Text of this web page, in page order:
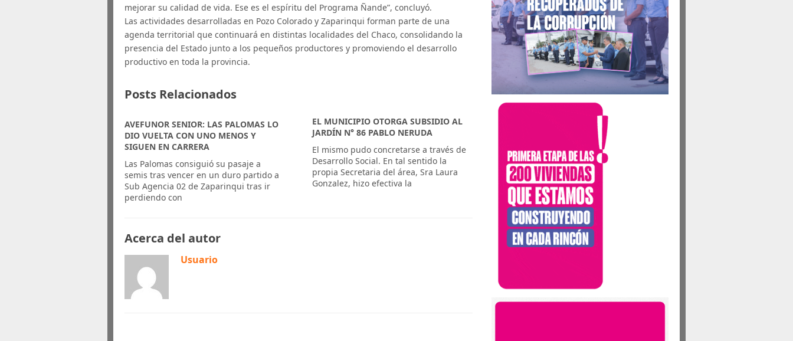
mejorar su calidad de vida. Ese es el espíritu del Programa Ñande”, concluyó.
Las actividades desarrolladas en Pozo Colorado y Zaparinqui forman parte de una
agenda territorial que continuará en distintas localidades del Chaco, consolidando la
presencia del Estado junto a los pequeños productores y promoviendo el desarrollo
productivo en toda la provincia.
Posts Relacionados
AVEFUNOR SENIOR: LAS PALOMAS LO
DIO VUELTA CON UNO MENOS Y
SIGUEN EN CARRERA
Las Palomas consiguió su pasaje a
semis tras vencer en un duro partido a
Sub Agencia 02 de Zaparinqui tras ir
perdiendo con
EL MUNICIPIO OTORGA SUBSIDIO AL
JARDÍN N° 86 PABLO NERUDA
El mismo pudo concretarse a través de
Desarrollo Social. En tal sentido la
propia Secretaria del área, Sra Laura
Gonzalez, hizo efectiva la
Acerca del autor
Usuario